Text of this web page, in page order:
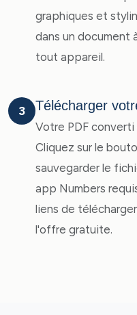
graphiques et
dans un document
tout appareil.
3 Télécharger
Votre PDF
Cliquez sur le
sauvegarder le
app Numbers
liens de
l'offre gratuite.